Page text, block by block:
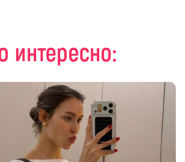
интересно: